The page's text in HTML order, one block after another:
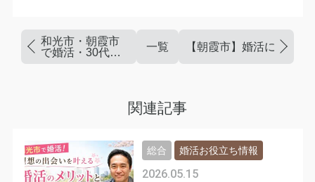
和光市・朝霞市
で婚活・30代女
一覧 【朝霞市】婚活に自信
関連記事
2026.05.15
総合 婚活お役立ち情報